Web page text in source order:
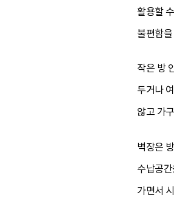
활용할
불편함
작은 방
두거나
않고 가
벽장은
수납공
가면서